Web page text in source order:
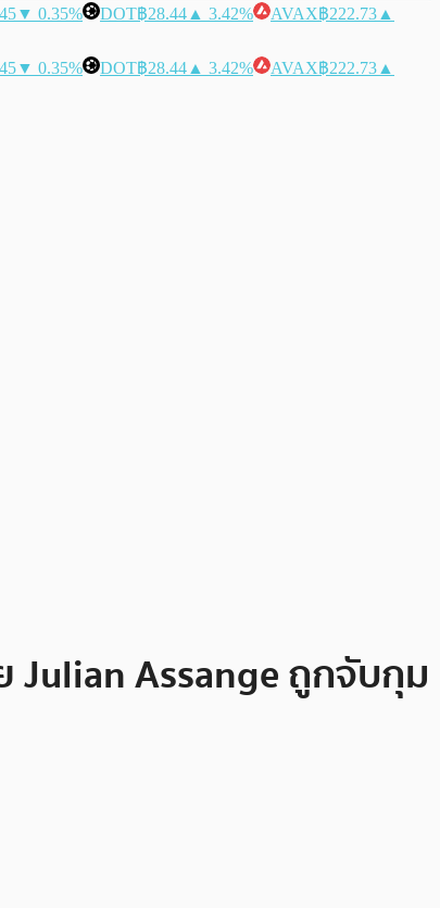
▼ 0.35% DOT฿28.44 ▲ 3.42% AVAX฿222.73 ▲
▼ 0.35% DOT฿28.44 ▲ 3.42% AVAX฿222.73 ▲
Julian Assange ถูกจับกุม